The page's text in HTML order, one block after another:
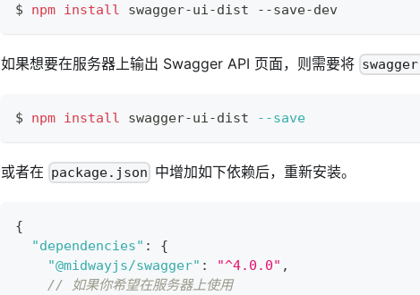
$ npm install swagger-ui-dist --save-dev
如果想要在服务器上输出 Swagger API 页面，则需要将
$ npm install swagger-ui-dist --save
或者在 package.json 中增加如下依赖后，重新安装。
{
"dependencies" :
{
"@midwayjs/swagger" : "^4.0.0" ,
// 如果你希望在服务器上使用